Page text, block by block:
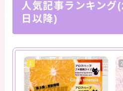
人気記事ランキング
日以降)